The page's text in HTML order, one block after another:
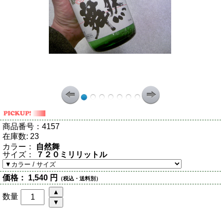
商品番号： 4157
在庫数: 23
カラー：
自然舞
サイズ：
７２０ミリリットル
価格： 1,540 円 （税込・送料別）
数量